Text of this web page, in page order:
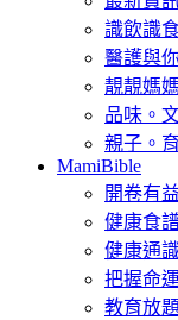
識飲識
醫護與
靚靚媽媽
品味。
親子。
MamiBible
開卷有益
健康食
健康通
把握命運
教育放題